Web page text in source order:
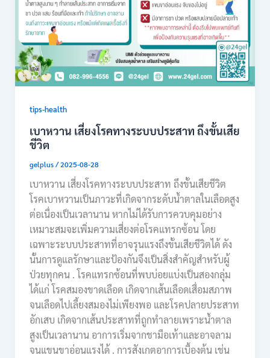
tips-health
เบาหวาน เสี่ยงโรคทางระบบประสาท ถึงขั้นเสีย
ชีวิต
gelplus/2025-08-28
เบาหวาน เสี่ยงโรคทางระบบประสาท ถึงขั้นเสียชีวิต
โรคเบาหวานเป็นภาวะที่เกิดจากระดับน้ำตาลในเลือดสูง
ต่อเนื่องเป็นเวลานาน หากไม่ได้รับการควบคุมอย่าง
เหมาะสมจะเพิ่มความเสี่ยงต่อโรคแทรกซ้อน โดย
เฉพาะระบบประสาทที่อาจรุนแรงถึงขั้นเสียชีวิตได้ ดัง
นั้นการดูแลรักษาและป้องกันจึงเป็นสิ่งสำคัญสำหรับผู้
ป่วยทุกคน . โรคแทรกซ้อนที่พบบ่อยแบ่งเป็นสองกลุ่ม
ได้แก่ โรคสมองขาดเลือด เกิดจากเส้นเลือดเสื่อมสภาพ
จนเลือดไปเลี้ยงสมองไม่เพียงพอ และโรคปลายประสาท
อักเสบ เกิดจากเส้นประสาทที่ถูกทำลายเพราะน้ำตาล
สูงเป็นเวลานาน อาการเริ่มจากชามือเท้าและอาจลาม
จนแขนขาอ่อนแรงได้ . การสังเกตอาการเบื้องต้น เช่น